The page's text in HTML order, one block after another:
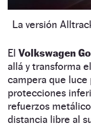
La versión
El Volkswagen
allá y transforma
campera que luce
protecciones
refuerzos
distancia libre al